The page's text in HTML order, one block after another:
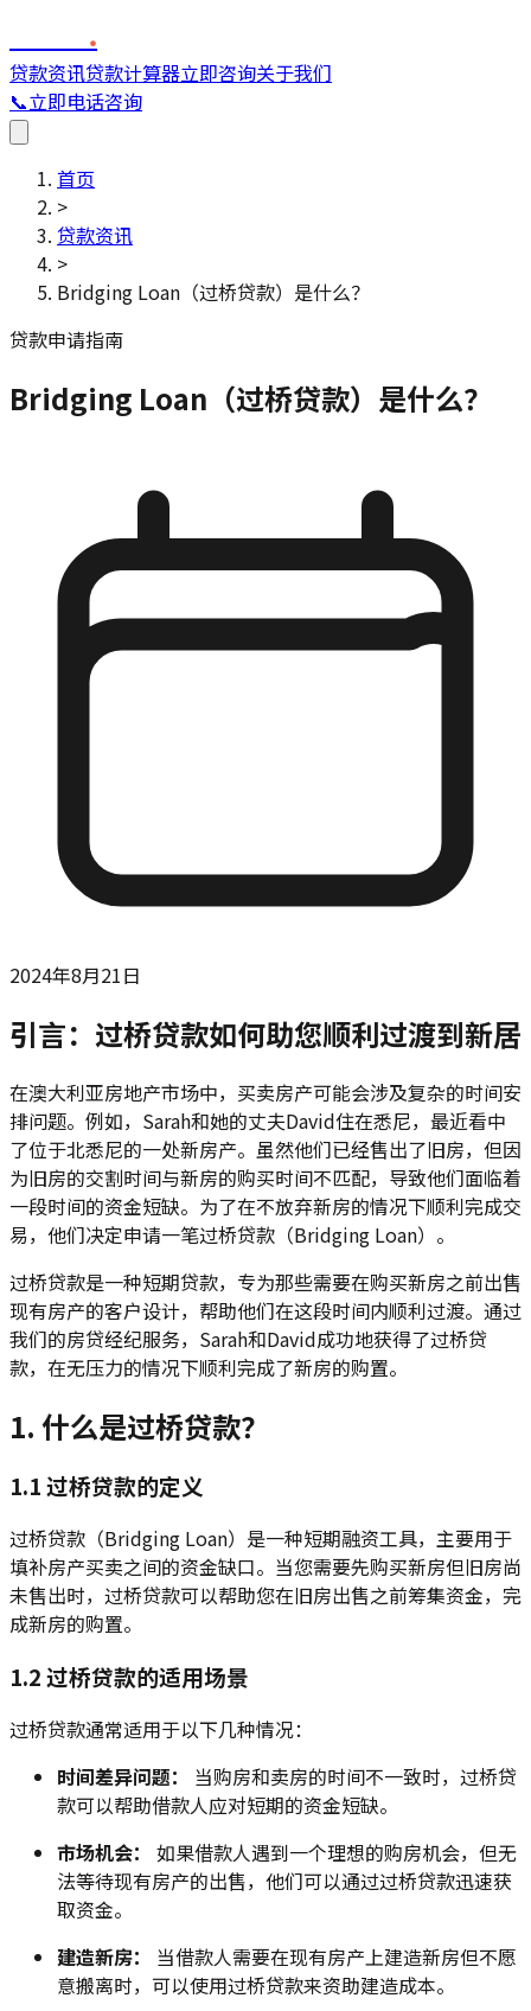
.
贷款资讯贷款计算器立即咨询关于我们
📞立即电话咨询
首页
>
贷款资讯
>
Bridging Loan（过桥贷款）是什么？
贷款申请指南
Bridging Loan（过桥贷款）是什么？
2024年8月21日
引言：过桥贷款如何助您顺利过渡到新居
在澳大利亚房地产市场中，买卖房产可能会涉及复杂的时间安
排问题。例如，Sarah和她的丈夫David住在悉尼，最近看中
了位于北悉尼的一处新房产。虽然他们已经售出了旧房，但因
为旧房的交割时间与新房的购买时间不匹配，导致他们面临着
一段时间的资金短缺。为了在不放弃新房的情况下顺利完成交
易，他们决定申请一笔过桥贷款（Bridging Loan）。
过桥贷款是一种短期贷款，专为那些需要在购买新房之前出售
现有房产的客户设计，帮助他们在这段时间内顺利过渡。通过
我们的房贷经纪服务，Sarah和David成功地获得了过桥贷
款，在无压力的情况下顺利完成了新房的购置。
1. 什么是过桥贷款？
1.1 过桥贷款的定义
过桥贷款（Bridging Loan）是一种短期融资工具，主要用于
填补房产买卖之间的资金缺口。当您需要先购买新房但旧房尚
未售出时，过桥贷款可以帮助您在旧房出售之前筹集资金，完
成新房的购置。
1.2 过桥贷款的适用场景
过桥贷款通常适用于以下几种情况：
时间差异问题：
当购房和卖房的时间不一致时，过桥贷
款可以帮助借款人应对短期的资金短缺。
市场机会：
如果借款人遇到一个理想的购房机会，但无
法等待现有房产的出售，他们可以通过过桥贷款迅速获
取资金。
建造新房：
当借款人需要在现有房产上建造新房但不愿
意搬离时，可以使用过桥贷款来资助建造成本。